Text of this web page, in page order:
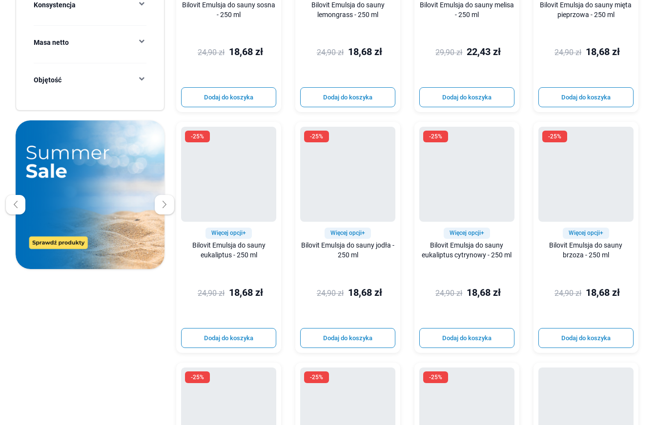
Konsystencja
Masa netto
Objętość
Bilovit Emulsja do sauny sosna
- 250 ml
24,90 zł 18,68 zł
Dodaj do koszyka
Bilovit Emulsja do sauny
lemongrass - 250 ml
24,90 zł 18,68 zł
Dodaj do koszyka
Bilovit Emulsja do sauny melisa
- 250 ml
29,90 zł 22,43 zł
Dodaj do koszyka
Bilovit Emulsja do sauny mięta
pieprzowa - 250 ml
24,90 zł 18,68 zł
Dodaj do koszyka
-25%
Więcej opcji+
Bilovit Emulsja do sauny
eukaliptus - 250 ml
24,90 zł 18,68 zł
Dodaj do koszyka
-25%
Więcej opcji+
Bilovit Emulsja do sauny jodła -
250 ml
24,90 zł 18,68 zł
Dodaj do koszyka
-25%
Więcej opcji+
Bilovit Emulsja do sauny
eukaliptus cytrynowy - 250 ml
24,90 zł 18,68 zł
Dodaj do koszyka
-25%
Więcej opcji+
Bilovit Emulsja do sauny
brzoza - 250 ml
24,90 zł 18,68 zł
Dodaj do koszyka
-25% -25% -25%